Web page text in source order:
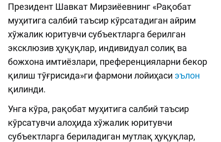
Президент Шавкат Мирзиёевнинг «Рақобат
муҳитига салбий таъсир кўрсатадиган айрим
хўжалик юритувчи субъектларга берилган
эксклюзив ҳуқуқлар, индивидуал солиқ ва
божхона имтиёзлари, преференцияларни бекор
қилиш тўғрисида»ги фармони лойиҳаси эълон
қилинди.
Унга кўра, рақобат муҳитига салбий таъсир
кўрсатувчи алоҳида хўжалик юритувчи
субъектларга бериладиган мутлақ ҳуқуқлар,